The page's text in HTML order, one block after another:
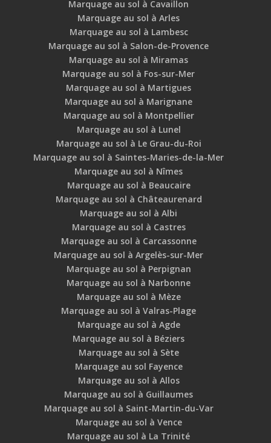
Marquage au sol à Cavaillon
Marquage au sol à Arles
Marquage au sol à Lambesc
Marquage au sol à Salon-de-Provence
Marquage au sol à Miramas
Marquage au sol à Fos-sur-Mer
Marquage au sol à Martigues
Marquage au sol à Marignane
Marquage au sol à Montpellier
Marquage au sol à Lunel
Marquage au sol à Le Grau-du-Roi
Marquage au sol à Saintes-Maries-de-la-Mer
Marquage au sol à Nîmes
Marquage au sol à Beaucaire
Marquage au sol à Châteaurenard
Marquage au sol à Albi
Marquage au sol à Castres
Marquage au sol à Carcassonne
Marquage au sol à Argelès-sur-Mer
Marquage au sol à Perpignan
Marquage au sol à Narbonne
Marquage au sol à Mèze
Marquage au sol à Valras-Plage
Marquage au sol à Agde
Marquage au sol à Béziers
Marquage au sol à Sète
Marquage au sol Fayence
Marquage au sol à Allos
Marquage au sol à Guillaumes
Marquage au sol à Saint-Martin-du-Var
Marquage au sol à Vence
Marquage au sol à La Trinité